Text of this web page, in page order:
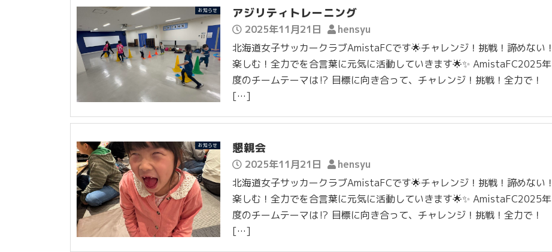
お知らせ アジリティトレーニング
2025年11月21日
hensyu
北海道女子サッカークラブAmistaFCです🌟チャレンジ！挑戦！諦めない！
楽しむ！全力でを合言葉に元気に活動していきます🌟✨ AmistaFC2025年
度のチームテーマは⁉️ 目標に向き合って、チャレンジ！挑戦！全力で！
[…]
お知らせ 懇親会
2025年11月21日
hensyu
北海道女子サッカークラブAmistaFCです🌟チャレンジ！挑戦！諦めない！
楽しむ！全力でを合言葉に元気に活動していきます🌟✨ AmistaFC2025年
度のチームテーマは⁉️ 目標に向き合って、チャレンジ！挑戦！全力で！
[…]